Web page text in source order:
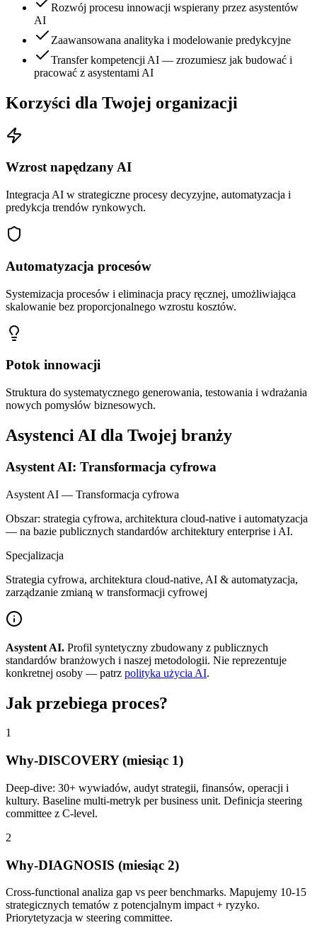
Rozwój procesu innowacji wspierany przez asystentów
AI
Zaawansowana analityka i modelowanie predykcyjne
Transfer kompetencji AI — zrozumiesz jak budować i
pracować z asystentami AI
Korzyści dla Twojej organizacji
Wzrost napędzany AI
Integracja AI w strategiczne procesy decyzyjne, automatyzacja i
predykcja trendów rynkowych.
Automatyzacja procesów
Systemizacja procesów i eliminacja pracy ręcznej, umożliwiająca
skalowanie bez proporcjonalnego wzrostu kosztów.
Potok innowacji
Struktura do systematycznego generowania, testowania i wdrażania
nowych pomysłów biznesowych.
Asystenci AI dla Twojej branży
Asystent AI: Transformacja cyfrowa
Asystent AI — Transformacja cyfrowa
Obszar: strategia cyfrowa, architektura cloud-native i automatyzacja
— na bazie publicznych standardów architektury enterprise i AI.
Specjalizacja
Strategia cyfrowa, architektura cloud-native, AI & automatyzacja,
zarządzanie zmianą w transformacji cyfrowej
Asystent AI. Profil syntetyczny zbudowany z publicznych
standardów branżowych i naszej metodologii. Nie reprezentuje
konkretnej osoby — patrz polityka użycia AI.
Jak przebiega proces?
1
Why-DISCOVERY (miesiąc 1)
Deep-dive: 30+ wywiadów, audyt strategii, finansów, operacji i
kultury. Baseline multi-metryk per business unit. Definicja steering
committee z C-level.
2
Why-DIAGNOSIS (miesiąc 2)
Cross-functional analiza gap vs peer benchmarks. Mapujemy 10-15
strategicznych tematów z potencjalnym impact + ryzyko.
Priorytetyzacja w steering committee.